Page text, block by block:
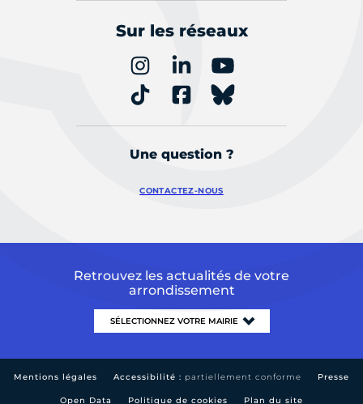
Sur les réseaux
Une question ?
CONTACTEZ-NOUS
Retrouvez les actualités de votre
arrondissement
Mentions légales Accessibilité : partiellement conforme Presse
Open Data Politique de cookies Plan du site